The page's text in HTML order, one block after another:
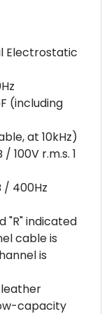
Electrostatic
(including
at 10kHz)
100V r.m.s. 1
/ 400Hz
"R" indicated
cable is
is
leather
capacity